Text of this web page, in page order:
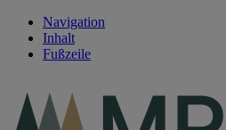
Navigation
Inhalt
Fußzeile